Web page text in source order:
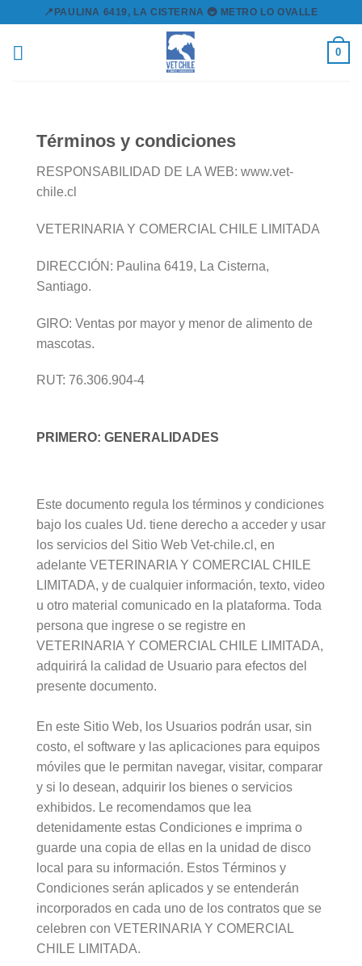
content
📍PAULINA 6419, LA CISTERNA 🚇 METRO LO OVALLE
0
Términos y condiciones
RESPONSABILIDAD DE LA WEB: www.vet-
chile.cl
VETERINARIA Y COMERCIAL CHILE LIMITADA
DIRECCIÓN: Paulina 6419, La Cisterna,
Santiago.
GIRO: Ventas por mayor y menor de alimento de
mascotas.
RUT: 76.306.904-4
PRIMERO: GENERALIDADES
Este documento regula los términos y condiciones
bajo los cuales Ud. tiene derecho a acceder y usar
los servicios del Sitio Web Vet-chile.cl, en
adelante VETERINARIA Y COMERCIAL CHILE
LIMITADA, y de cualquier información, texto, video
u otro material comunicado en la plataforma. Toda
persona que ingrese o se registre en
VETERINARIA Y COMERCIAL CHILE LIMITADA,
adquirirá la calidad de Usuario para efectos del
presente documento.
En este Sitio Web, los Usuarios podrán usar, sin
costo, el software y las aplicaciones para equipos
móviles que le permitan navegar, visitar, comparar
y si lo desean, adquirir los bienes o servicios
exhibidos. Le recomendamos que lea
detenidamente estas Condiciones e imprima o
guarde una copia de ellas en la unidad de disco
local para su información. Estos Términos y
Condiciones serán aplicados y se entenderán
incorporados en cada uno de los contratos que se
celebren con VETERINARIA Y COMERCIAL
CHILE LIMITADA.